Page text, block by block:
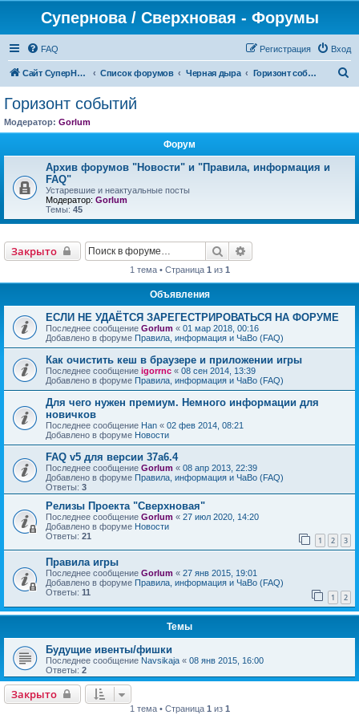
Супернова / Сверхновая - Форумы
FAQ Вход
Регистрация
Сайт СуперНова Список форумов Черная дыра Горизонт событий
Горизонт событий
Модератор: Gorlum
Форум
Архив форумов "Новости" и "Правила, информация и
FAQ"
Устаревшие и неактуальные посты
Модератор: Gorlum
Темы: 45
Закрыто Поиск
1 тема • Страница 1 из 1
Объявления
ЕСЛИ НЕ УДАЁТСЯ ЗАРЕГЕСТРИРОВАТЬСЯ НА ФОРУМЕ
Последнее сообщение Gorlum « 01 мар 2018, 00:16
Добавлено в форуме Правила, информация и ЧаВо (FAQ)
Как очистить кеш в браузере и приложении игры
Последнее сообщение igorrnc « 08 сен 2014, 13:39
Добавлено в форуме Правила, информация и ЧаВо (FAQ)
Для чего нужен премиум. Немного информации для
новичков
Последнее сообщение Han « 02 фев 2014, 08:21
Добавлено в форуме Новости
FAQ v5 для версии 37a6.4
Последнее сообщение Gorlum « 08 апр 2013, 22:39
Добавлено в форуме Правила, информация и ЧаВо (FAQ)
Ответы: 3
Релизы Проекта "Сверхновая"
Последнее сообщение Gorlum « 27 июл 2020, 14:20
Добавлено в форуме Новости
Ответы: 21 1 2 3
Правила игры
Последнее сообщение Gorlum « 27 янв 2015, 19:01
Добавлено в форуме Правила, информация и ЧаВо (FAQ)
Ответы: 11 1 2
Темы
Будущие ивенты/фишки
Последнее сообщение Navsikaja « 08 янв 2015, 16:00
Ответы: 2
Закрыто
1 тема • Страница 1 из 1